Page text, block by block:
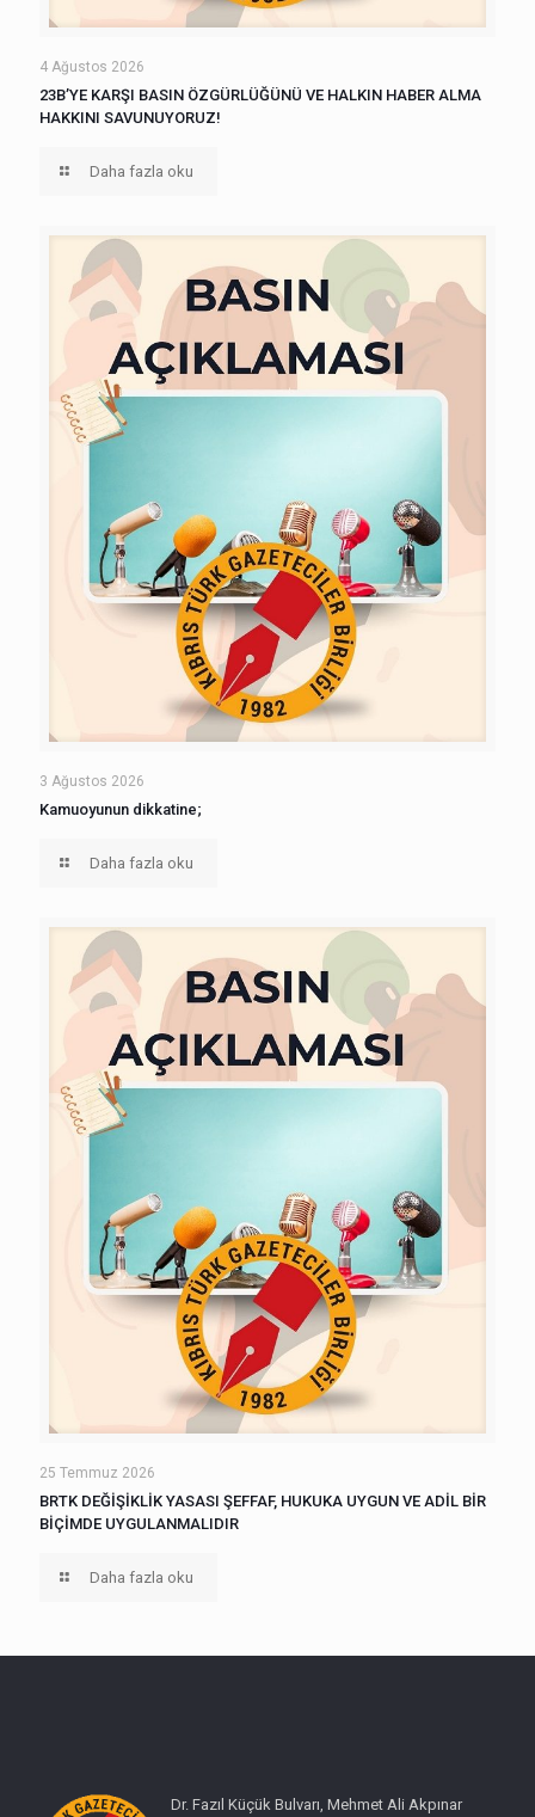
4 Ağustos 2026
23B’YE KARŞI BASIN ÖZGÜRLÜĞÜNÜ VE HALKIN HABER ALMA
HAKKINI SAVUNUYORUZ!
Daha fazla oku
3 Ağustos 2026
Kamuoyunun dikkatine;
Daha fazla oku
25 Temmuz 2026
BRTK DEĞİŞİKLİK YASASI ŞEFFAF, HUKUKA UYGUN VE ADİL BİR
BİÇİMDE UYGULANMALIDIR
Daha fazla oku
Dr. Fazıl Küçük Bulvarı, Mehmet Ali Akpınar